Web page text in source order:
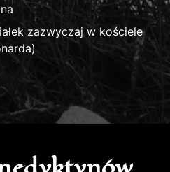
zazwyczaj w kościele